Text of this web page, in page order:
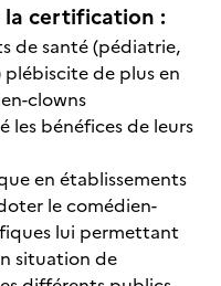
certification :
de santé (pédiatrie,
plébiscite de plus en
clowns
les bénéfices de leurs
en établissements
le comédien-
lui permettant
situation de